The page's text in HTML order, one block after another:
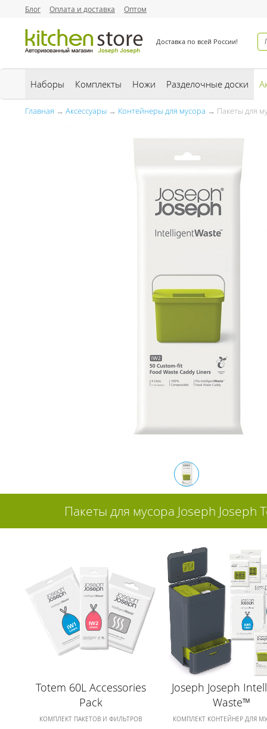
Блог Оплата и доставка Оптом
Доставка по всей России!
Наборы Комплекты Ножи Разделочные доски
Главная → Аксессуары → Контейнеры для мусора → Пакеты для
Пакеты для мусора Joseph
Totem 60L Accessories
Pack
КОМПЛЕКТ ПАКЕТОВ И ФИЛЬТРОВ
Joseph Joseph
Waste™
КОМПЛЕКТ КОНТЕЙНЕР ДЛЯ